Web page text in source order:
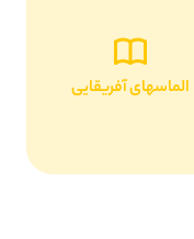
الماسهای آفریقایی